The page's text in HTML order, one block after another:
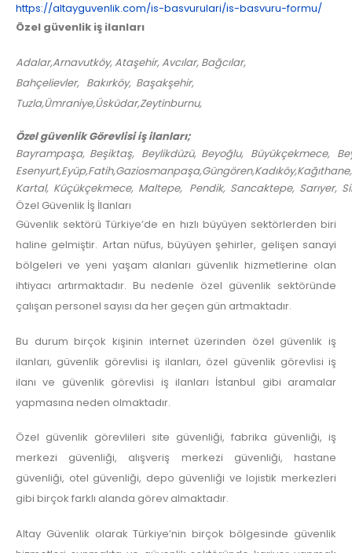
https://altayguvenlik.com/is-basvurulari/is-basvuru-formu/
Özel güvenlik iş ilanları
Adalar,Arnavutköy, Ataşehir, Avcılar, Bağcılar,
Bahçelievler, Bakırköy, Başakşehir,
Tuzla,Ümraniye,Üsküdar,Zeytinburnu,
Özel güvenlik Görevlisi iş ilanları;
Bayrampaşa, Beşiktaş, Beylikdüzü, Beyoğlu, Büyükçekmece,
Kartal, Küçükçekmece, Maltepe, Pendik, Sancaktepe, Sarıyer,
Özel Güvenlik İş İlanları
Güvenlik sektörü Türkiye’de en hızlı büyüyen sektörlerden biri
haline gelmiştir. Artan nüfus, büyüyen şehirler, gelişen sanayi
bölgeleri ve yeni yaşam alanları güvenlik hizmetlerine olan
ihtiyacı artırmaktadır. Bu nedenle özel güvenlik sektöründe
çalışan personel sayısı da her geçen gün artmaktadır.
Bu durum birçok kişinin internet üzerinden özel güvenlik iş
ilanları, güvenlik görevlisi iş ilanları, özel güvenlik görevlisi iş
ilanı ve güvenlik görevlisi iş ilanları İstanbul gibi aramalar
yapmasına neden olmaktadır.
Özel güvenlik görevlileri site güvenliği, fabrika güvenliği, iş
merkezi güvenliği, alışveriş merkezi güvenliği, hastane
güvenliği, otel güvenliği, depo güvenliği ve lojistik merkezleri
gibi birçok farklı alanda görev almaktadır.
Altay Güvenlik olarak Türkiye’nin birçok bölgesinde güvenlik